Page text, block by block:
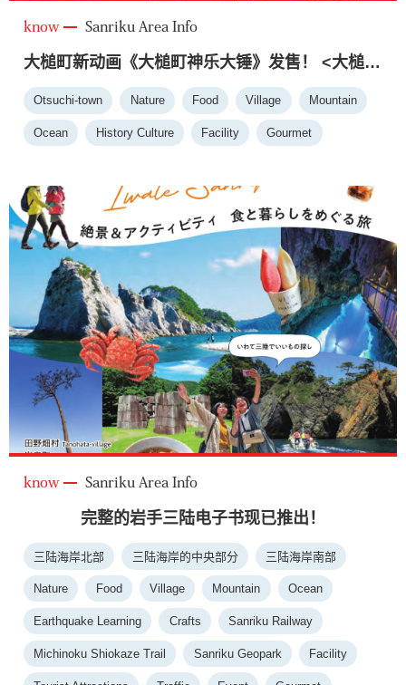
know Sanriku Area Info
大槌町新动画《大槌町神乐大锤》发售！ <大槌町>
Otsuchi-town Nature Food Village Mountain
Ocean History Culture Facility Gourmet
know Sanriku Area Info
完整的岩手三陆电子书现已推出！
三陆海岸北部 三陆海岸的中央部分 三陆海岸南部
Nature Food Village Mountain Ocean
Earthquake Learning Crafts Sanriku Railway
Michinoku Shiokaze Trail Sanriku Geopark Facility